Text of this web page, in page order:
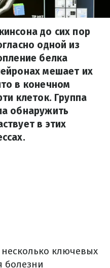
до сих пор
одной из
белка
мешает их
в конечном
клеток. Группа
обнаружить
в этих
несколько ключевых
болезни